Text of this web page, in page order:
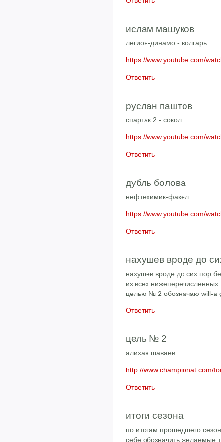
ислам машуков
легион-динамо - волгарь
https://www.youtube.com/
Ответить
руслан паштов
спартак 2 - сокол
https://www.youtube.com/
Ответить
дубль болова
нефтехимик-факел
https://www.youtube.com/
Ответить
нахушев вроде до
нахушев вроде до сих пор
из всех
целью № 2 обозначаю will-a
Ответить
цель № 2
алихан шаваев
http://www.championat.com/
Ответить
итоги сезона
по итогам прошедшего
себе обозначить желаемые